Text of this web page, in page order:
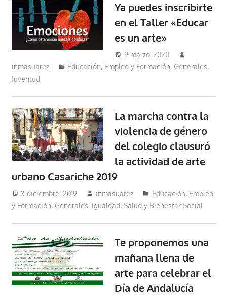
Ya puedes inscribirte
en el Taller «Educar
es un arte»
9 marzo, 2020
inmasuarez
Educación, Empleo y Formación, Generales,
Juventud
La marcha contra la
violencia de género
del colegio clausuró
la actividad de arte
urbano Casariche 2019
3 diciembre, 2019 inmasuarez
Educación, Empleo
y Formación, Generales, Igualdad, Salud y Bienestar Social
Te proponemos una
mañana llena de
arte para celebrar el
Día de Andalucía